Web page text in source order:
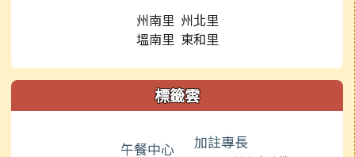
州南里 州北里
塭南里 東和里
標籤雲
午餐中心 加註專長